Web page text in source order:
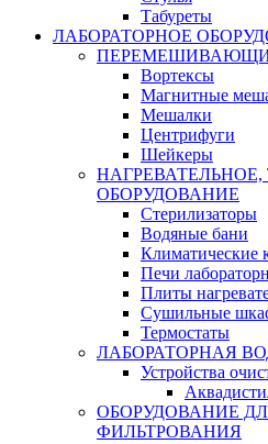
Табуреты
ЛАБОРАТОРНОЕ
Вортексы
Магнитные
Мешалки
Центрифуги
Шейкеры
ОБОРУДОВАНИЕ
Стерилизаторы
Водяные бани
Климатические
Печи
Плиты
Сушильные
Термостаты
ЛАБОРАТОРНАЯ
Устройства
ОБОРУДОВАНИЕ
ФИЛЬТРОВАНИЯ